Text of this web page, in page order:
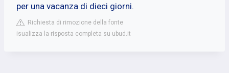
per una vacanza di dieci giorni.
Richiesta di rimozione della fonte
isualizza la risposta completa su ubud.it